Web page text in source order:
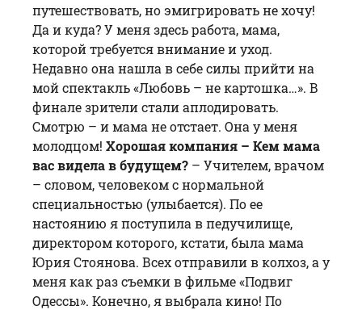
путешествовать, но эмигрировать не хочу!
Да и куда? У меня здесь работа, мама,
которой требуется внимание и уход.
Недавно она нашла в себе силы прийти на
мой спектакль «Любовь – не картошка…». В
финале зрители стали аплодировать.
Смотрю – и мама не отстает. Она у меня
молодцом! Хорошая компания – Кем мама
вас видела в будущем? – Учителем, врачом
– словом, человеком с нормальной
специальностью (улыбается). По ее
настоянию я поступила в педучилище,
директором которого, кстати, была мама
Юрия Стоянова. Всех отправили в колхоз, а у
меня как раз съемки в фильме «Подвиг
Одессы». Конечно, я выбрала кино! По